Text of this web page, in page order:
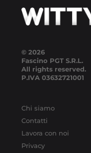
© 2026
Fascino PGT S.R.L.
All rights reserved.
P.IVA 03632721001
Chi siamo
Contatti
Lavora con noi
Privacy